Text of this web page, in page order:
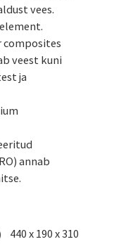
vees.
composites
veest kuni
ja
annab
440 x 190 x 310